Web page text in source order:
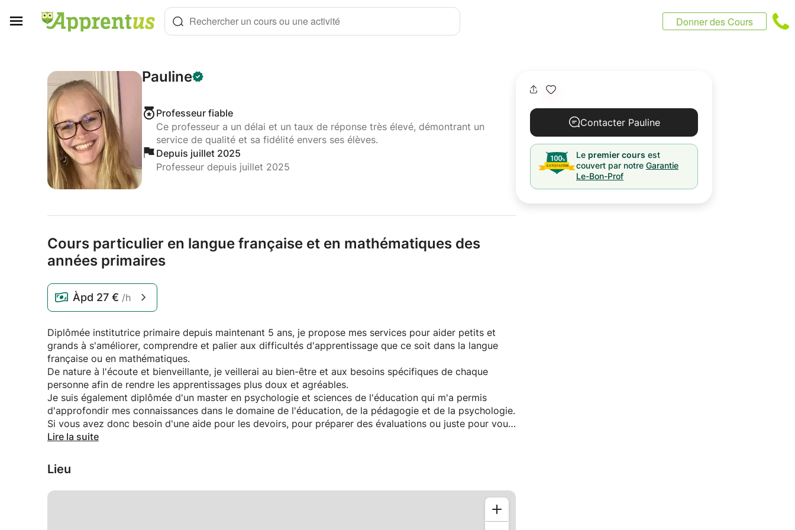
Rechercher un cours ou une activité Donner des Cours
Pauline
Professeur fiable
Ce professeur a un délai et un taux de réponse très élevé, démontrant un
service de qualité et sa fidélité envers ses élèves.
Depuis juillet 2025
Professeur depuis juillet 2025
Cours particulier en langue française et en mathématiques des
années primaires
Àpd 27 € /h
Diplômée institutrice primaire depuis maintenant 5 ans, je propose mes services pour aider petits et
grands à s'améliorer, comprendre et palier aux difficultés d'apprentissage que ce soit dans la langue
française ou en mathématiques.
De nature à l'écoute et bienveillante, je veillerai au bien-être et aux besoins spécifiques de chaque
personne afin de rendre les apprentissages plus doux et agréables.
Je suis également diplômée d'un master en psychologie et sciences de l'éducation qui m'a permis
d'approfondir mes connaissances dans le domaine de l'éducation, de la pédagogie et de la psychologie.
Si vous avez donc besoin d'une aide pour les devoirs, pour préparer des évaluations ou juste pour vous
améliorer dans une de ces branches, je serai ravie de pouvoir vous apporter ce coup de pouce.
Lire la suite
Lieu
Contacter Pauline
Le premier cours est
couvert par notre Garantie
Le-Bon-Prof